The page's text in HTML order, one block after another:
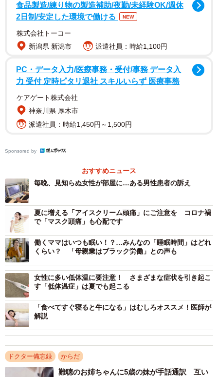
うれん草・サバ・サケ・アーモンドなどを意識的に摂取す
るとよいかもしれません。
日常生活に困るほど続く場合は、ボトックスの注射で治
クピクする範囲が広がる場合は、脳動脈瘤（りゅう）や血
流障害など頭の病気が隠れていることもあります。その場
合、早めに眼科を受診することをおすすめします。
まぶたがピクピクするのは、疲れがたまっているという
識的に休息をとりましょう。
食品製造/練り物の製造補助/夜勤/未経験OK/週休
2日制/安定した環境で働ける
NEW
株式会社トーコー
新潟県 新潟市
派遣社員：時給1,100円
PC・データ入力/医療事務・受付/事務 データ入
力 受付 定時ピタリ退社 スキルいらず 医療事務
ケアゲート株式会社
神奈川県 厚木市
派遣社員：時給1,450円～1,500円
Sponsored by
おすすめニュース
毎晩、見知らぬ女性が部屋に…ある男性患者の訴え
夏に増える「アイスクリーム頭痛」にご注意を コロナ禍
で「マスク頭痛」も心配です
働くママはいつも眠い！？…みんなの「睡眠時間」はどれ
くらい？ 「母親業はブラック労働」との声も
女性に多い低体温に要注意！ さまざまな症状を引き起こ
す「低体温症」は夏でも起こる
「食べてすぐ寝ると牛になる」はむしろオススメ！医師が
解説
ドクター備忘録 からだ
難聴のお姉ちゃんに5歳の妹が手話通訳 互い